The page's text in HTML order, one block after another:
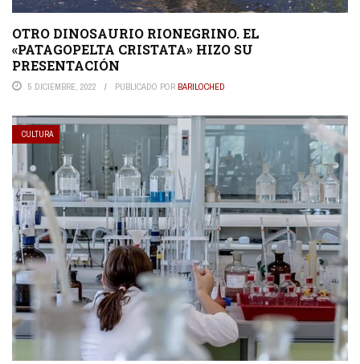
OTRO DINOSAURIO RIONEGRINO. EL
«PATAGOPELTA CRISTATA» HIZO SU
PRESENTACIÓN
5 DICIEMBRE, 2022 PUBLICADO POR BARILOCHED
CULTURA